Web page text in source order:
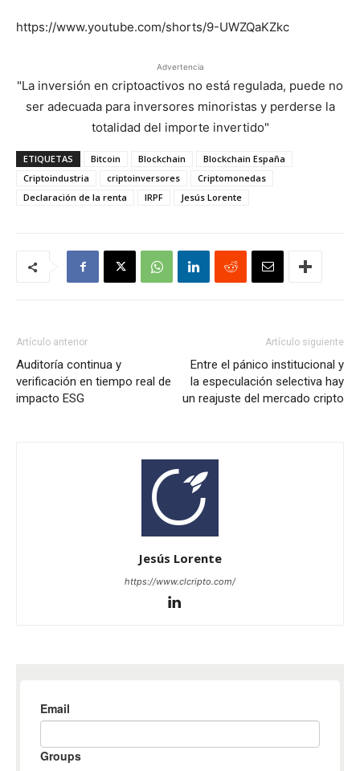
https://www.youtube.com/shorts/9-UWZQaKZkc
Advertencia
"La inversión en criptoactivos no está regulada, puede no
ser adecuada para inversores minoristas y perderse la
totalidad del importe invertido"
ETIQUETAS Bitcoin Blockchain
Blockchain España
Criptoindustria
criptoinversores
Criptomonedas
Declaración de la renta
IRPF Jesús Lorente
Artículo anterior
Auditoría continua y
verificación en tiempo real de
impacto ESG
Artículo siguiente
Entre el pánico institucional y
la especulación selectiva hay
un reajuste del mercado cripto
Jesús Lorente
https://www.clcripto.com/